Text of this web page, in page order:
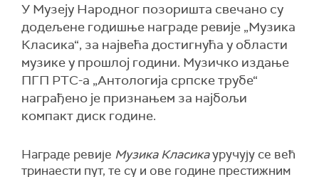
У Музеју Народног позоришта свечано су
додељене годишње награде ревије „Музика
Класика“, за највећа достигнућа у области
музике у прошлој години. Музичко издање
ПГП РТС-а „Антологија српске трубе“
награђено је признањем за најбољи
компакт диск године.
Награде ревије Музика Класикауручују се већ
тринаести пут, те су и ове године престижним